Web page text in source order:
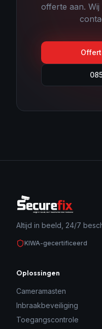
offerte aan.
Altijd in beeld, 24/7
KIWA-gecertificeerd
Oplossingen
Cameramasten
Inbraakbeveiliging
Toegangscontrole